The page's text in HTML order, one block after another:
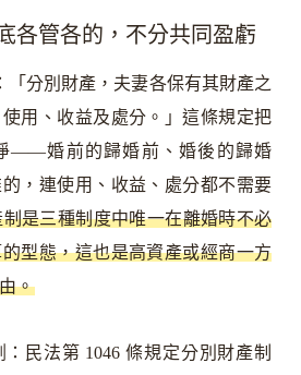
各管各的，不分共同盈虧
「分別財產，夫妻各保有其財產之
用、收益及處分。」這條規定把
——婚前的歸婚前、婚後的歸婚
，連使用、收益、處分都不需要
是三種制度中唯一在離婚時不必
型態，這也是高資產或經商一方
。
民法第 1046 條規定分別財產制